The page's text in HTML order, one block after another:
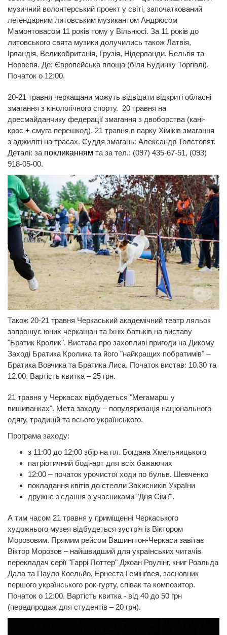
музичний волонтерський проект у світі, започаткований
легендарним литовським музикантом Андрюсом
Мамонтовасом 11 років тому у Вільнюсі. За 11 років до
литовського свята музики долучились також Латвія,
Ірландія, Великобританія, Грузія, Нідерланди, Бельгія та
Норвегія. Де: Європейська площа (біля Будинку Торгівлі).
Початок о 12:00.
20-21 травня черкащани можуть відвідати відкриті обласні
змагання з кінологічного спорту. 20 травня на
дресмайданчику федерації змагання з двоборства (кані-
крос + смуга перешкод). 21 травня в парку Хіміків змагання
з аджиліті на трасах. Суддя змагань: Александр Толстопят.
Деталі: за покликанням та за тел.: (097) 435-67-51, (093)
918-05-00.
Також 20-21 травня Черкаський академічний театр ляльок
запрошує юних черкащан та їхніх батьків на виставу
"Братик Кролик". Вистава про захопливі пригоди на Дикому
Заході Братика Кролика та його "найкращих побратимів" –
Братика Вовчика та Братика Лиса. Початок вистав: 10.30 та
12.00. Вартість квитка – 25 грн.
21 травня у Черкасах відбудеться "Мегамарш у
вишиванках". Мета заходу – популяризація національного
одягу, традицій та всього українського.
Програма заходу:
з 11:00 до 12:00 збір на пл. Богдана Хмельницького
патріотичний боді-арт для всіх бажаючих
12:00 – початок урочистої ходи по бульв. Шевченко
покладання квітів до стелли Захисників України
дружнє з'єдання з учасниками "Дня Сім'ї".
А тим часом 21 травня у приміщенні Черкаського
художнього музея відбудеться зустріч із Віктором
Морозовим. Прямим рейсом Вашингтон-Черкаси завітає
Віктор Морозов – найшвидший для українських читачів
перекладач серії "Гаррі Поттер" Джоан Роулінг, книг Роальда
Дала та Пауло Коельйо, Ернеста Гемінґвея, засновник
першого українського рок-гурту, співак та композитор.
Початок о 12:00. Вартість квитка - від 40 до 50 грн
(передпродаж для студентів – 20 грн).